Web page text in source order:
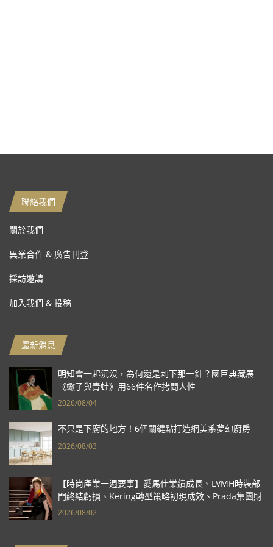
聯絡我們
關於我們
異業合作 & 廣告刊登
採訪邀請
加入我們 & 投稿
最新消息
明知會一起沉沒，為何還是刺下那一針？國巨典藏展
《蠍子與青蛙》用66件名作拷問人性
2026/08/04
不只是下廚的地方！6個關鍵點打造網美系夢幻廚房
2026/08/03
【時尚產業一週要事】愛馬仕業績成長、LVMH時裝部
門終結虧損、Kering轉型策略初現成效、Prada集團財
報亮眼
2026/08/02